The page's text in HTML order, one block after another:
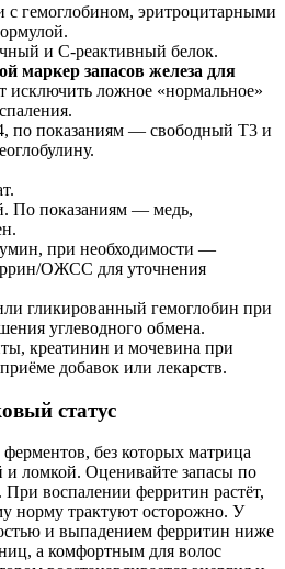
гемоглобином, эритроцитарными
и С‑реактивный белок.
маркер запасов железа для
исключить ложное «нормальное»
по показаниям — свободный Т3 и
По показаниям — медь,
при необходимости —
ОЖСС для уточнения
гликированный гемоглобин при
углеводного обмена.
креатинин и мочевина при
добавок или лекарств.
статус
ферментов, без которых матрица
и ломкой. Оценивайте запасы по
При воспалении ферритин растёт,
норму трактуют осторожно. У
и выпадением ферритин ниже
а комфортным для волос